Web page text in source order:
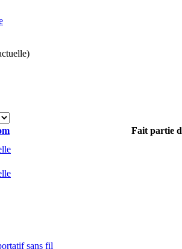
Fait partie
sans fil